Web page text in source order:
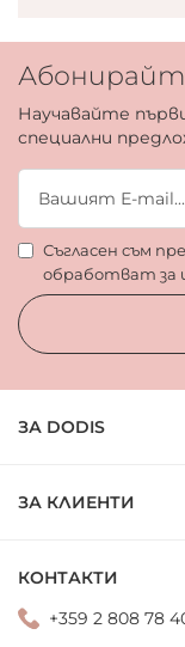
Научавайте
специални
Съгласен съм
обработват за
ЗА DODIS
ЗА КЛИЕНТИ
КОНТАКТИ
+359 2 808 78